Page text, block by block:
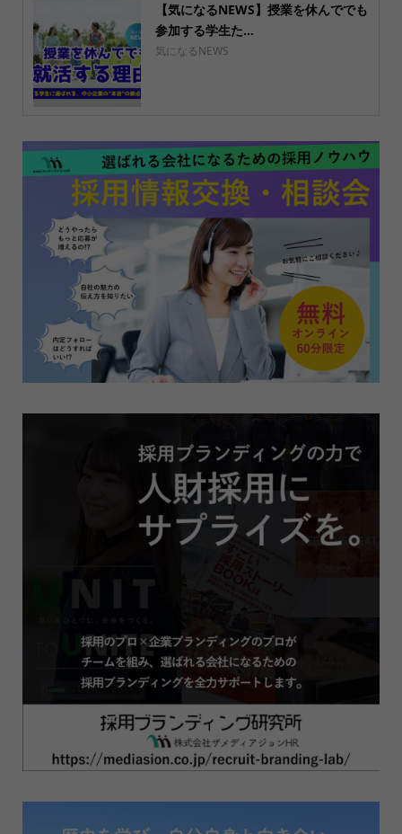
【気になるNEWS】授業を休んででも
参加する学生た...
気になるNEWS